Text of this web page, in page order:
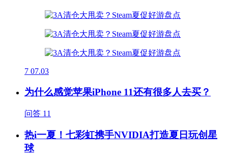
7 07.03
为什么感觉苹果iPhone 11还有很多人去买？
问答 11
热i一夏！七彩虹携手NVIDIA打造夏日玩创星
球